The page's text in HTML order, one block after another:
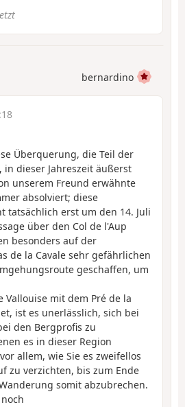
bernardino
Überquerung, die Teil der
in dieser Jahreszeit äußerst
unserem Freund erwähnte
absolviert; diese
tatsächlich erst um den 14. Juli
über den Col de l'Aup
besonders auf der
de la Cavale sehr gefährlichen
geschaffen, um
Vallouise mit dem Pré de la
ist es unerlässlich, sich bei
den Bergprofis zu
es in dieser Region
allem, wie Sie es zweifellos
zu verzichten, bis zum Ende
somit abzubrechen.